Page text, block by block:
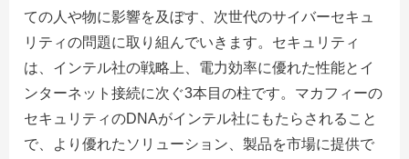
ての人や物に影響を及ぼす、次世代のサイバーセキュ
リティの問題に取り組んでいきます。セキュリティ
は、インテル社の戦略上、電力効率に優れた性能とイ
ンターネット接続に次ぐ3本目の柱です。マカフィーの
セキュリティのDNAがインテル社にもたらされること
で、より優れたソリューション、製品を市場に提供で